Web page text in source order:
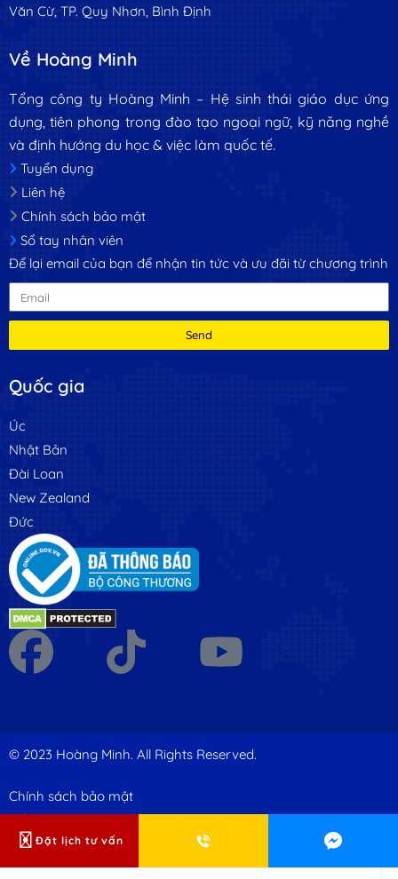
Văn Cừ, TP. Quy Nhơn, Bình Định
Về Hoàng Minh
Tổng công ty Hoàng Minh – Hệ sinh thái giáo dục ứng
dụng, tiên phong trong đào tạo ngoại ngữ, kỹ năng nghề
và định hướng du học & việc làm quốc tế.
Tuyển dụng
Liên hệ
Chính sách bảo mật
Sổ tay nhân viên
Để lại email của bạn để nhận tin tức và ưu đãi từ chương trình
Send
Quốc gia
Úc
Nhật Bản
Đài Loan
New Zealand
Đức
© 2023 Hoàng Minh. All Rights Reserved.
Chính sách bảo mật
Điều khoản sử dụng
Hỗ trợĐặt lịch tư vấn